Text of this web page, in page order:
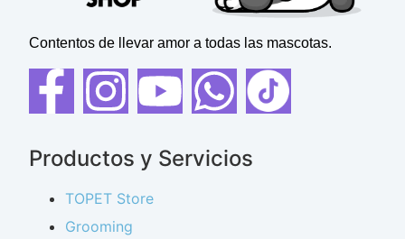
Contentos de llevar amor a todas las mascotas.
Productos y Servicios
TOPET Store
Grooming